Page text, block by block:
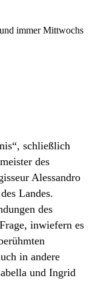
und immer Mittwochs
, schließlich
des
Alessandro
Landes.
des
inwiefern es
in andere
und Ingrid